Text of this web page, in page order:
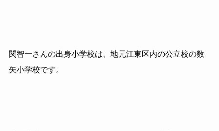
関智一さんの出身小学校は、地元江東区内の公立校の数
矢小学校です。